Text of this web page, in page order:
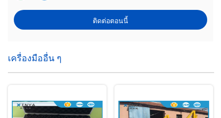
ติดต่อตอนนี้
เครื่องมืออื่น ๆ